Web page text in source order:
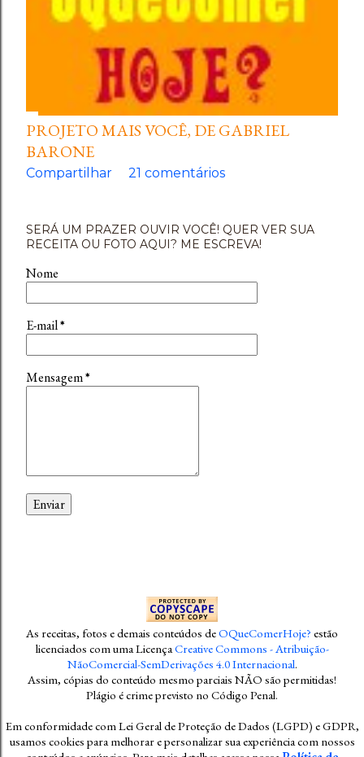
PROJETO MAIS VOCÊ, DE GABRIEL
BARONE
Compartilhar 21 comentários
SERÁ UM PRAZER OUVIR VOCÊ! QUER VER SUA
RECEITA OU FOTO AQUI? ME ESCREVA!
Nome
E-mail*
Mensagem*
As receitas, fotos e demais conteúdos deOQueComerHoje? estão
licenciados com uma LicençaCreative Commons - Atribuição-
NãoComercial-SemDerivações 4.0 Internacional.
Assim, cópias do conteúdo mesmo parciais NÃO são permitidas!
Plágio é crime previsto no Código Penal.
Em conformidade com Lei Geral de Proteção de Dados (LGPD) e GDPR,
usamos cookies para melhorar e personalizar sua experiência com nossos